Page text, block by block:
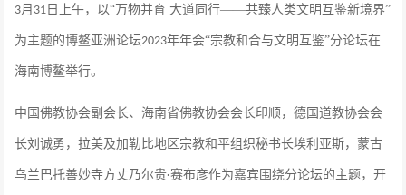
3月 31 日上午，以“万物并育 大道同行——共臻人类文明互鉴新境界”
为主题的博鳌亚洲论坛2023年年会“宗教和合与文明互鉴”分论坛在
海南博鳌举行。
中国佛教协会副会长、海南省佛教协会会长印顺，德国道教协会会
长刘诚勇，拉美及加勒比地区宗教和平组织秘书长埃利亚斯，蒙古
乌兰巴托善妙寺方丈乃尔贵·赛布彦作为嘉宾围绕分论坛的主题，开